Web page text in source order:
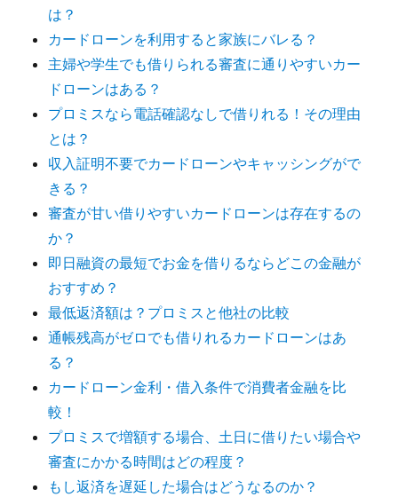
は？
カードローンを利用すると家族にバレる？
主婦や学生でも借りられる審査に通りやすいカー
ドローンはある？
プロミスなら電話確認なしで借りれる！その理由
とは？
収入証明不要でカードローンやキャッシングがで
きる？
審査が甘い借りやすいカードローンは存在するの
か？
即日融資の最短でお金を借りるならどこの金融が
おすすめ？
最低返済額は？プロミスと他社の比較
通帳残高がゼロでも借りれるカードローンはあ
る？
カードローン金利・借入条件で消費者金融を比
較！
プロミスで増額する場合、土日に借りたい場合や
審査にかかる時間はどの程度？
もし返済を遅延した場合はどうなるのか？